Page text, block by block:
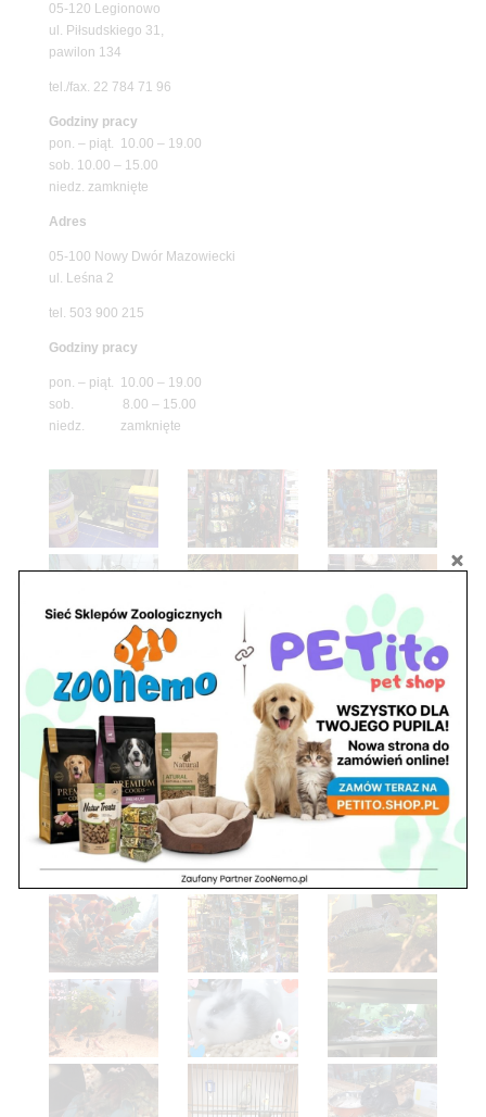
05-120 Legionowo
ul. Piłsudskiego 31,
pawilon 134
tel./fax. 22 784 71 96
Godziny pracy
pon. – piąt. 10.00 – 19.00
sob. 10.00 – 15.00
niedz. zamknięte
Adres
05-100 Nowy Dwór Mazowiecki
ul. Leśna 2
tel. 503 900 215
Godziny pracy
pon. – piąt. 10.00 – 19.00
sob. 8.00 – 15.00
niedz. zamknięte